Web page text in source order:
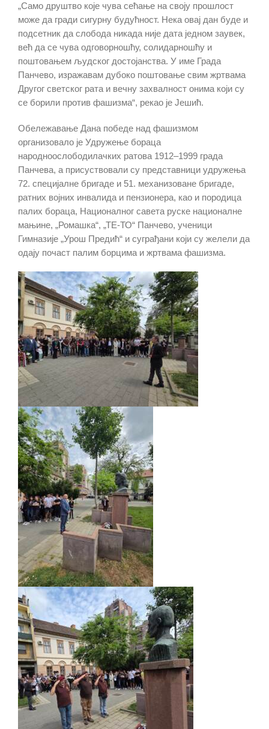
„Само друштво које чува сећање на своју прошлост
може да гради сигурну будућност. Нека овај дан буде и
подсетник да слобода никада није дата једном заувек,
већ да се чува одговорношћу, солидарношћу и
поштовањем људског достојанства. У име Града
Панчево, изражавам дубоко поштовање свим жртвама
Другог светског рата и вечну захвалност онима који су
се борили против фашизма“, рекао је Јешић.
Обележавање Дана победе над фашизмом
организовало је Удружење бораца
народноослободилачких ратова 1912–1999 града
Панчева, а присуствовали су представници удружења
72. специјалне бригаде и 51. механизоване бригаде,
ратних војних инвалида и пензионера, као и породица
палих бораца, Националног савета руске националне
мањине, „Ромашка“, „ТЕ-ТО“ Панчево, ученици
Гимназије „Урош Предић“ и суграђани који су желели да
одају почаст палим борцима и жртвама фашизма.